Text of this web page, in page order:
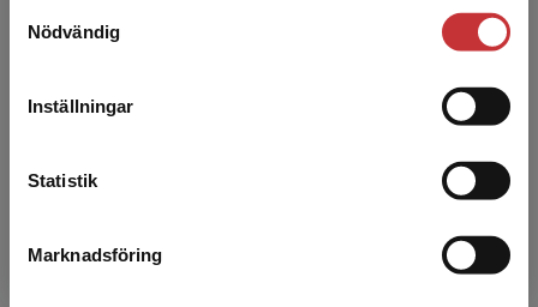
Nödvändig
Inställningar
Statistik
Marknadsföring
Vi erbjuder inte leveranser utanför Sverige. För
att kunna slutföra ett köp måste